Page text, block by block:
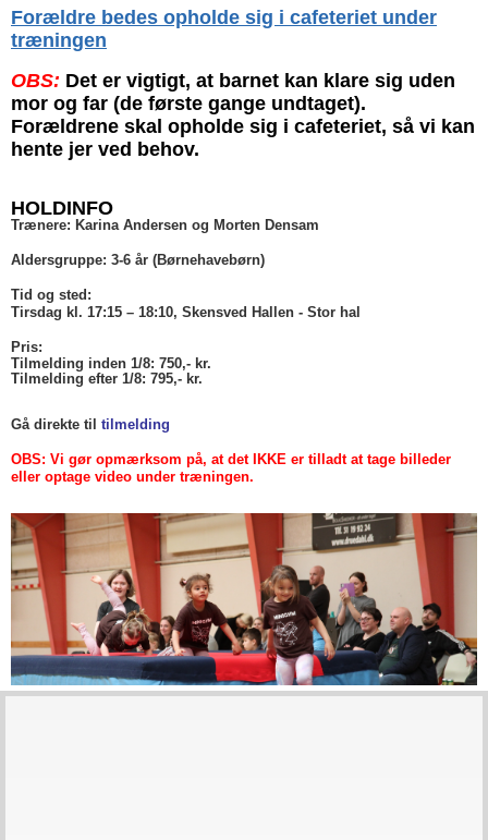
Forældre bedes opholde sig i cafeteriet under
træningen
OBS: Det er vigtigt, at barnet kan klare sig uden
mor og far (de første gange undtaget).
Forældrene skal opholde sig i cafeteriet, så vi kan
hente jer ved behov.
HOLDINFO
Trænere: Karina Andersen og Morten Densam
Aldersgruppe: 3-6 år (Børnehavebørn)
Tid og sted:
Tirsdag kl. 17:15 – 18:10, Skensved Hallen - Stor hal
Pris:
Tilmelding inden 1/8: 750,- kr.
Tilmelding efter 1/8: 795,- kr.
Gå direkte til tilmelding
OBS: Vi gør opmærksom på, at det IKKE er tilladt at tage billeder
eller optage video under træningen.